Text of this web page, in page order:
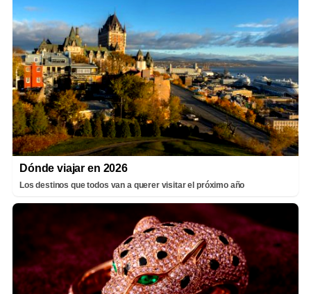
Dónde viajar en 2026
Los destinos que todos van a querer visitar el próximo año